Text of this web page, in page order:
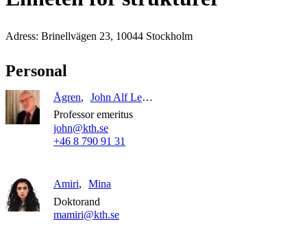
Adress: Brinellvägen 23, 10044 Stockholm
Personal
Ågren
John Alf Lennart
Professor emeritus
john@kth.se
+46 8 790 91 31
Amiri
Mina
Doktorand
mamiri@kth.se